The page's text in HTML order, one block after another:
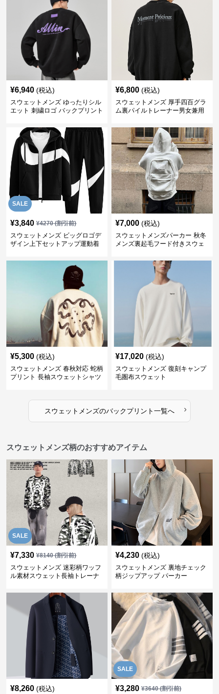
¥6,940 (税込)
スウェットメンズ ゆったりシル
エット 刺繍ロゴ バックプリント
¥6,800 (税込)
スウェットメンズ 厚手四百グラ
ム裏パイルトレーナー男女兼用
SALE
¥3,840 ¥4270(割引前)
スウェットメンズ ビッグロゴデ
ザイン上下セットアップ運動着
¥7,000 (税込)
スウェットメンズパーカー 秋冬
メンズ裏起毛フード付きスウェ
¥5,300 (税込)
スウェットメンズ 春秋対応 蛇柄
プリント 長袖スウェットシャツ
¥17,020 (税込)
スウェットメンズ 復刻キャンプ
毛圏布スウェット
スウェットメンズのバックプリント一覧へ ›
スウェットメンズ柄のおすすめアイテム
SALE
¥7,330 ¥8140(割引前)
スウェットメンズ 迷彩柄ワッフ
ル素材スウェット長袖トレーナ
¥4,230 (税込)
スウェットメンズ 裏地チェック
柄ジップアップ パーカー
¥8,260 (税込)
SALE
¥3,280 ¥3640(割引前)